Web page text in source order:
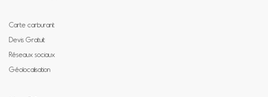
Carte carburant
Devis Gratuit
Réseaux sociaux
Géolocalisation